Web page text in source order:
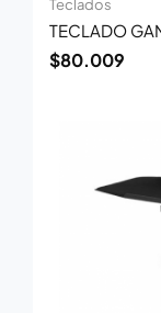
Teclados
TECLADO
$80.009